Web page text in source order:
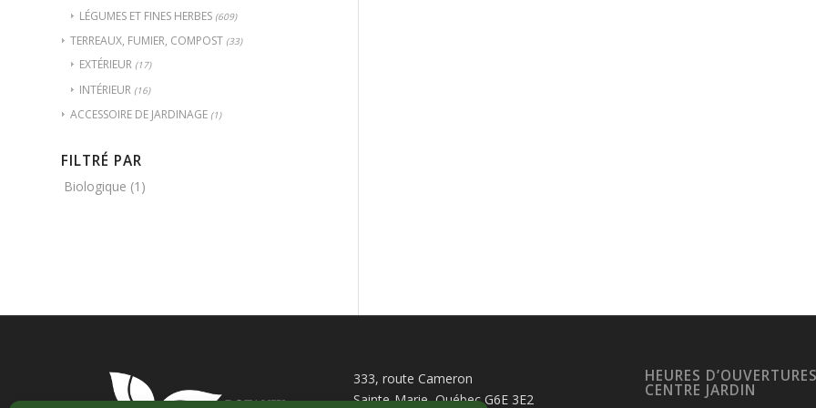
LÉGUMES ET FINES HERBES (609)
TERREAUX, FUMIER, COMPOST (33)
EXTÉRIEUR (17)
INTÉRIEUR (16)
ACCESSOIRE DE JARDINAGE (1)
FILTRÉ PAR
Biologique (1)
333, route Cameron
Sainte-Marie, Québec G6E 3E2
HEURES
CENTRE JARDIN